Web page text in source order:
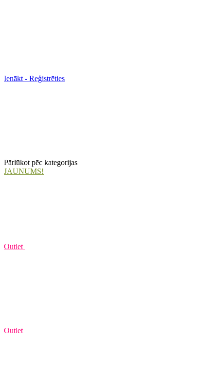
Ienākt - Reģistrēties
Pārlūkot pēc kategorijas
JAUNUMS!
Outlet
Outlet